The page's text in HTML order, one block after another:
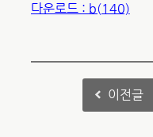
다운로드 : b(140)
이전글